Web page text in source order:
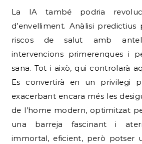
La IA també podria
d’envelliment. Anàlisi
riscos de salut amb
intervencions primerenques i
sana. Tot i això, qui controlarà
Es convertirà en un privilegi
exacerbant encara més les
de l’home modern, optimitzat
una barreja fascinant i
immortal, eficient, però potser